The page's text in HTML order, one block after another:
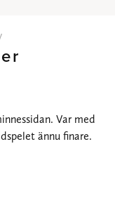
Var med
ännu finare.